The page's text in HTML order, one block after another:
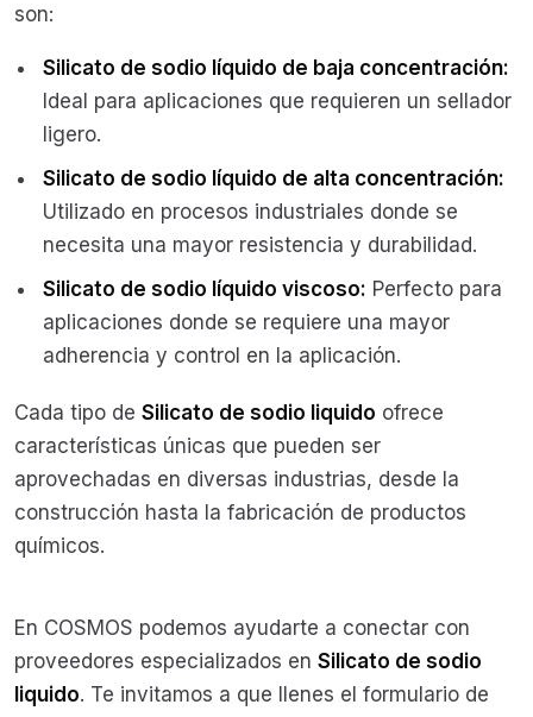
son:
Silicato de sodio líquido de baja concentración:
Ideal para aplicaciones que requieren un sellador
ligero.
Silicato de sodio líquido de alta concentración:
Utilizado en procesos industriales donde se
necesita una mayor resistencia y durabilidad.
Silicato de sodio líquido viscoso: Perfecto para
aplicaciones donde se requiere una mayor
adherencia y control en la aplicación.
Cada tipo de Silicato de sodio liquido ofrece
características únicas que pueden ser
aprovechadas en diversas industrias, desde la
construcción hasta la fabricación de productos
químicos.
En COSMOS podemos ayudarte a conectar con
proveedores especializados en Silicato de sodio
liquido. Te invitamos a que llenes el formulario de